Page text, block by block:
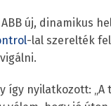
új, dinamikus
-lal szerelték
így nyilatkozott: „A